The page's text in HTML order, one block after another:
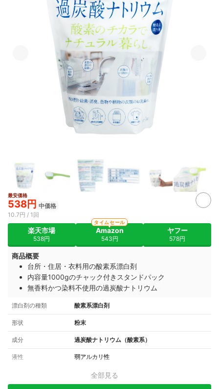
最安価格
538円 中価格
10.7円 / 1回
楽天市場
538円
Amazon
543円
タイムセール
ヤフー
578円
商品概要
台所・住居・衣料用の酸素系漂白剤
内容量1000gのチャック付きスタンドパック
無香料かつ染料不使用の過炭酸ナトリウム
漂白剤の種類 酸素系漂白剤
形状 粉末
成分 過炭酸ナトリウム（酸素系）
液性 弱アルカリ性
全部見る